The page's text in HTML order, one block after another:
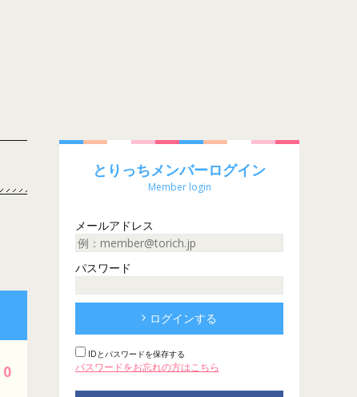
0
とりっちメンバーログイン
Member login
メールアドレス
パスワード
ログインする
IDとパスワードを保存する
パスワードをお忘れの方はこちら